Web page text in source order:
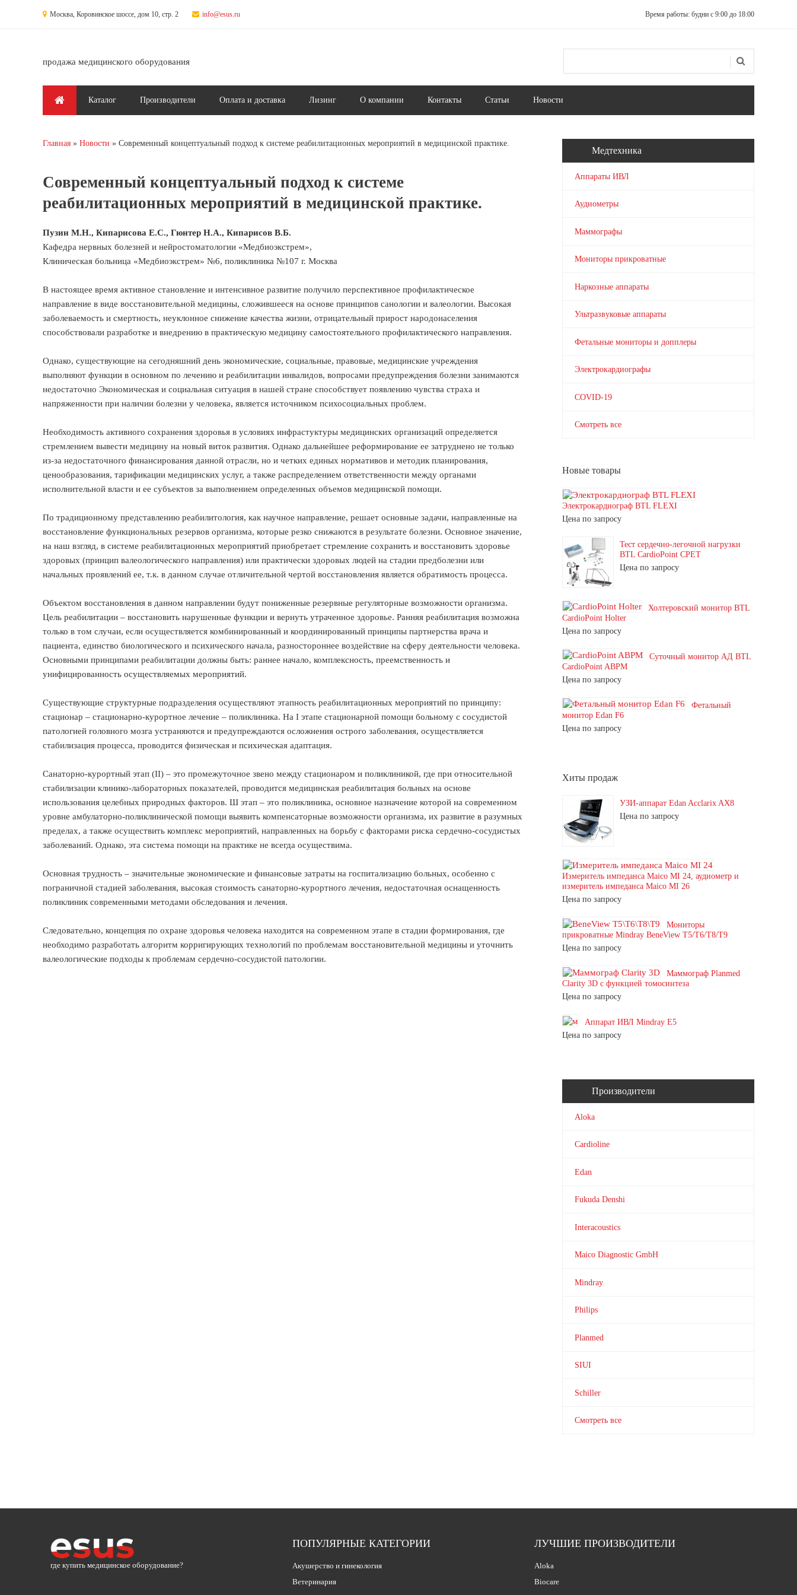
Москва, Коровинское шоссе, дом 10, стр. 2 info@esus.ru Время работы: будни с 9:00 до 18:00
продажа медицинского оборудования
Главное менюКаталог Производители Оплата и доставка Лизинг О компании Контакты Статьи Новости
Вы здесь
Главная Новости Современный концептуальный подход к системе реабилитационных мероприятий в медицинской практике.
Современный концептуальный подход к системе
реабилитационных мероприятий в медицинской практике.
Пузин М.Н., Кипарисова Е.С., Гюнтер Н.А., Кипарисов В.Б.
Кафедра нервных болезней и нейростоматологии «Медбиоэкстрем»,
Клиническая больница «Медбиоэкстрем» №6, поликлиника №107 г. Москва
В настоящее время активное становление и интенсивное развитие получило перспективное профилактическое
направление в виде восстановительной медицины, сложившееся на основе принципов санологии и валеологии. Высокая
заболеваемость и смертность, неуклонное снижение качества жизни, отрицательный прирост народонаселения
способствовали разработке и внедрению в практическую медицину самостоятельного профилактического направления.
Однако, существующие на сегодняшний день экономические, социальные, правовые, медицинские учреждения
выполняют функции в основном по лечению и реабилитации инвалидов, вопросами предупреждения болезни занимаются
недостаточно Экономическая и социальная ситуация в нашей стране способствует появлению чувства страха и
напряженности при наличии болезни у человека, является источником психосоциальных проблем.
Необходимость активного сохранения здоровья в условиях инфрастуктуры медицинских организаций определяется
стремлением вывести медицину на новый виток развития. Однако дальнейшее реформирование ее затруднено не только
из-за недостаточного финансирования данной отрасли, но и четких единых нормативов и методик планирования,
ценообразования, тарификации медицинских услуг, а также распределением ответственности между органами
исполнительной власти и ее субъектов за выполнением определенных объемов медицинской помощи.
По традиционному представлению реабилитология, как научное направление, решает основные задачи, направленные на
восстановление функциональных резервов организма, которые резко снижаются в результате болезни. Основное значение,
на наш взгляд, в системе реабилитационных мероприятий приобретает стремление сохранить и восстановить здоровье
здоровых (принцип валеологического направления) или практически здоровых людей на стадии предболезни или
начальных проявлений ее, т.к. в данном случае отличительной чертой восстановления является обратимость процесса.
Объектом восстановления в данном направлении будут пониженные резервные регуляторные возможности организма.
Цель реабилитации – восстановить нарушенные функции и вернуть утраченное здоровье. Ранняя реабилитация возможна
только в том случаи, если осуществляется комбинированный и координированный принципы партнерства врача и
пациента, единство биологического и психического начала, разностороннее воздействие на сферу деятельности человека.
Основными принципами реабилитации должны быть: раннее начало, комплексность, преемственность и
унифицированность осуществляемых мероприятий.
Существующие структурные подразделения осуществляют этапность реабилитационных мероприятий по принципу:
стационар – стационарно-курортное лечение – поликлиника. На I этапе стационарной помощи больному с сосудистой
патологией головного мозга устраняются и предупреждаются осложнения острого заболевания, осуществляется
стабилизация процесса, проводится физическая и психическая адаптация.
Санаторно-курортный этап (II) – это промежуточное звено между стационаром и поликлиникой, где при относительной
стабилизации клинико-лабораторных показателей, проводится медицинская реабилитация больных на основе
использования целебных природных факторов. Ш этап – это поликлиника, основное назначение которой на современном
уровне амбулаторно-поликлинической помощи выявить компенсаторные возможности организма, их развитие в разумных
пределах, а также осуществить комплекс мероприятий, направленных на борьбу с факторами риска сердечно-сосудистых
заболеваний. Однако, эта система помощи на практике не всегда осуществима.
Основная трудность – значительные экономические и финансовые затраты на госпитализацию больных, особенно с
пограничной стадией заболевания, высокая стоимость санаторно-курортного лечения, недостаточная оснащенность
поликлиник современными методами обследования и лечения.
Следовательно, концепция по охране здоровья человека находится на современном этапе в стадии формирования, где
необходимо разработать алгоритм корригирующих технологий по проблемам восстановительной медицины и уточнить
валеологические подходы к проблемам сердечно-сосудистой патологии.
Медтехника
Аппараты ИВЛ
Аудиометры
Маммографы
Мониторы прикроватные
Наркозные аппараты
Ультразвуковые аппараты
Фетальные мониторы и допплеры
Электрокардиографы
COVID-19
Смотреть все
Новые товары
Электрокардиограф BTL FLEXI
Цена по запросу
Тест сердечно-легочной нагрузки
BTL CardioPoint CPET
Цена по запросу
Холтеровский монитор BTL
CardioPoint Holter
Цена по запросу
Суточный монитор АД BTL
CardioPoint ABPM
Цена по запросу
Фетальный
монитор Edan F6
Цена по запросу
Хиты продаж
УЗИ-аппарат Edan Acclarix AX8
Цена по запросу
Измеритель импеданса Maico MI 24, аудиометр и
измеритель импеданса Maico MI 26
Цена по запросу
Мониторы
прикроватные Mindray BeneView T5/T6/T8/T9
Цена по запросу
Маммограф Planmed
Clarity 3D с функцией томосинтеза
Цена по запросу
Аппарат ИВЛ Mindray E5
Цена по запросу
Производители
Aloka
Cardioline
Edan
Fukuda Denshi
Interacoustics
Maico Diagnostic GmbH
Mindray
Philips
Planmed
SIUI
Schiller
Смотреть все
где купить медицинское оборудование?
ПОПУЛЯРНЫЕ КАТЕГОРИИ
Акушерство и гинекология
Ветеринария
ЛУЧШИЕ ПРОИЗВОДИТЕЛИ
Aloka
Biocare